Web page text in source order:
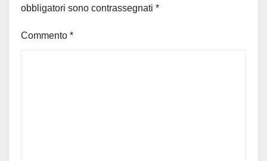
obbligatori sono contrassegnati *
Commento *